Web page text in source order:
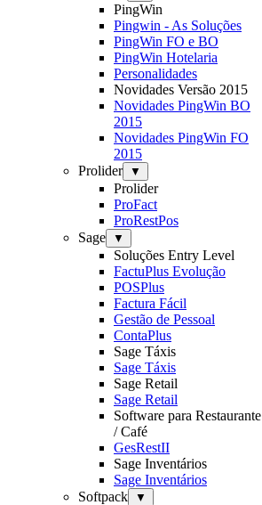
PingWin
Pingwin - As Soluções
PingWin FO e BO
PingWin Hotelaria
Personalidades
Novidades Versão 2015
Novidades PingWin BO
2015
Novidades PingWin FO
2015
Prolider
▼
Prolider
ProFact
ProRestPos
Sage
▼
Soluções Entry Level
FactuPlus Evolução
POSPlus
Factura Fácil
Gestão de Pessoal
ContaPlus
Sage Táxis
Sage Táxis
Sage Retail
Sage Retail
Software para Restaurante
/ Café
GesRestII
Sage Inventários
Sage Inventários
Softpack
▼